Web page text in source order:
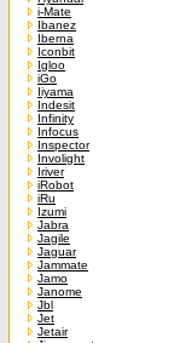
i-Mate
Ibanez
Iberna
Iconbit
Igloo
iGo
Iiyama
Indesit
Infinity
Infocus
Inspector
Involight
Iriver
iRobot
iRu
Izumi
Jabra
Jagile
Jaguar
Jammate
Jamo
Janome
Jbl
Jet
Jetair